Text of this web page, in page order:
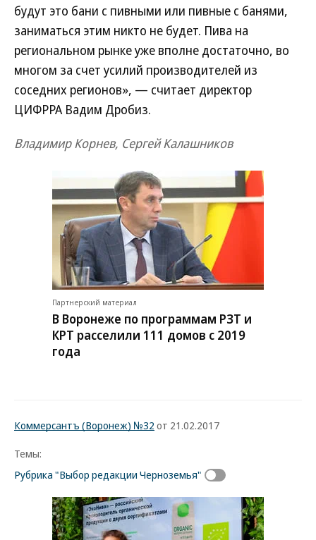
будут это бани с пивными или пивные с банями,
заниматься этим никто не будет. Пива на
региональном рынке уже вполне достаточно, во
многом за счет усилий производителей из
соседних регионов», — считает директор
ЦИФРРА Вадим Дробиз.
Владимир Корнев, Сергей Калашников
Партнерский материал
В Воронеже по программам РЗТ и
КРТ расселили 111 домов с 2019
года
Коммерсантъ (Воронеж) №32 от 21.02.2017
Темы:
Рубрика "Выбор редакции Черноземья"